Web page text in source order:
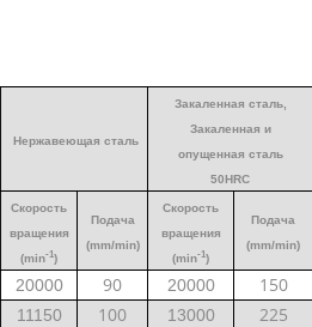
Нержавеющая сталь
Закаленная сталь,
Закаленная и
опущенная сталь
50HRC
Скорость
вращения
(min-1)
Подача
(mm/min)
Скорость
вращения
(min-1)
Подача
(mm/min)
20000 90 20000 150
11150 100 13000 225